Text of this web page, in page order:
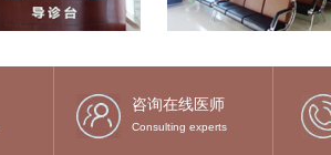
咨询在线医师
Consulting experts